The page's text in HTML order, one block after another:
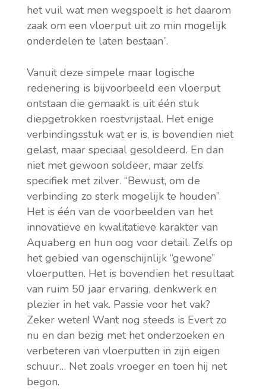
het vuil wat men wegspoelt is het daarom
zaak om een vloerput uit zo min mogelijk
onderdelen te laten bestaan”.
Vanuit deze simpele maar logische
redenering is bijvoorbeeld een vloerput
ontstaan die gemaakt is uit één stuk
diepgetrokken roestvrijstaal. Het enige
verbindingsstuk wat er is, is bovendien niet
gelast, maar speciaal gesoldeerd. En dan
niet met gewoon soldeer, maar zelfs
specifiek met zilver. “Bewust, om de
verbinding zo sterk mogelijk te houden”.
Het is één van de voorbeelden van het
innovatieve en kwalitatieve karakter van
Aquaberg en hun oog voor detail. Zelfs op
het gebied van ogenschijnlijk “gewone”
vloerputten. Het is bovendien het resultaat
van ruim 50 jaar ervaring, denkwerk en
plezier in het vak. Passie voor het vak?
Zeker weten! Want nog steeds is Evert zo
nu en dan bezig met het onderzoeken en
verbeteren van vloerputten in zijn eigen
schuur… Net zoals vroeger en toen hij net
begon.